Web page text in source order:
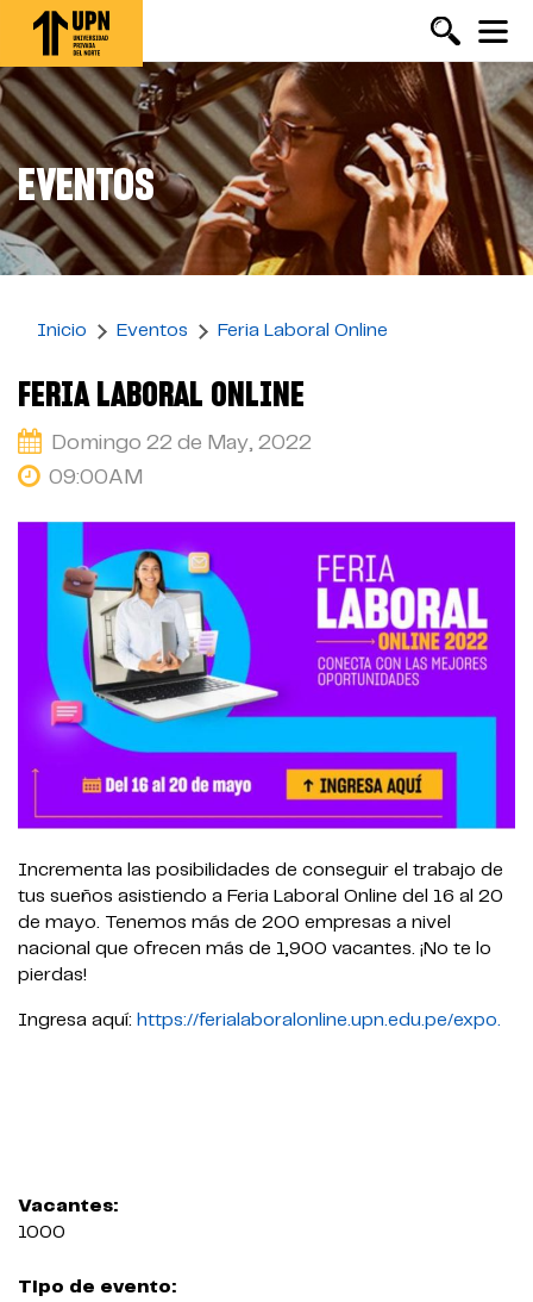
Pasar
contenido
principal
EVENTOS
Inicio Eventos Feria Laboral Online
FERIA LABORAL ONLINE
Domingo 22 de May, 2022
09:00AM
Incrementa las posibilidades de conseguir el trabajo de
tus sueños asistiendo a Feria Laboral Online del 16 al 20
de mayo. Tenemos más de 200 empresas a nivel
nacional que ofrecen más de 1,900 vacantes. ¡No te lo
pierdas!
Ingresa aquí: https://ferialaboralonline.upn.edu.pe/expo.
Vacantes:
1000
Tipo de evento: